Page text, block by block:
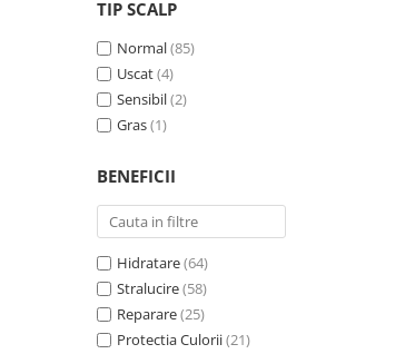
TIP SCALP
Normal(85)
Uscat(4)
Sensibil(2)
Gras(1)
BENEFICII
Hidratare(64)
Stralucire(58)
Reparare(25)
Protectia Culorii(21)